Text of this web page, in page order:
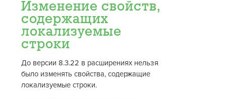
Изменение свойств,
содержащих
локализуемые
строки
До версии 8.3.22 в расширениях нельзя
было изменять свойства, содержащие
локализуемые строки.